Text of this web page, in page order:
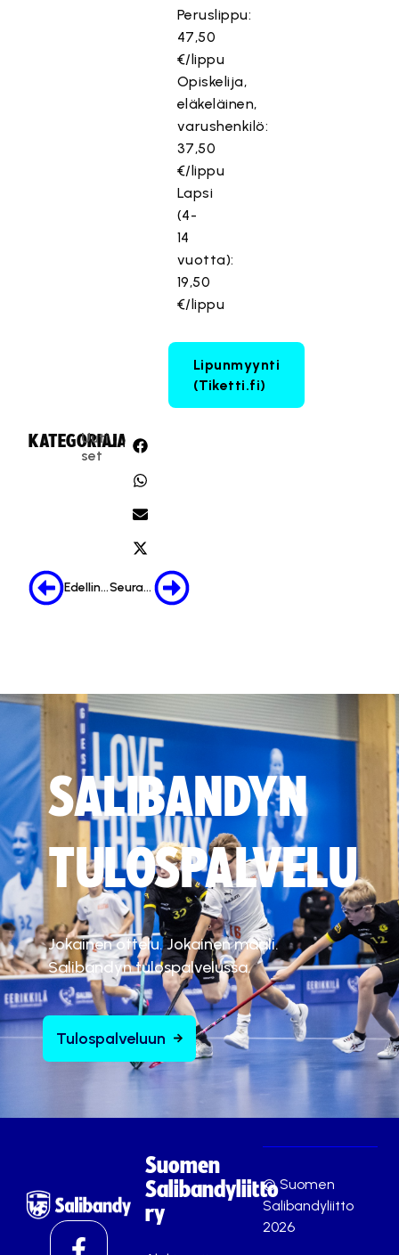
Peruslippu:
47,50
€/lippu
Opiskelija,
eläkeläinen,
varushenkilö:
37,50
€/lippu
Lapsi
(4-
14
vuotta):
19,50
€/lippu
Lipunmyynti
(Tiketti.fi)
KATEGORIA:
Uuti
set
JAA:
Edellinen Seuraava
SALIBANDYN
TULOSPALVELU
Jokainen ottelu. Jokainen maali.
Salibandyn tulospalvelussa.
Tulospalveluun
Suomen
Salibandyliitto
ry
© Suomen
Salibandyliitto
2026